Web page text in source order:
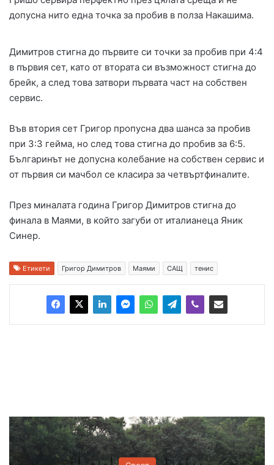
допусна нито една точка за пробив в полза Накашима.
Димитров стигна до първите си точки за пробив при 4:4
в първия сет, като от втората си възможност стигна до
брейк, а след това затвори първата част на собствен
сервис.
Във втория сет Григор пропусна два шанса за пробив
при 3:3 гейма, но след това стигна до пробив за 6:5.
Българинът не допусна колебание на собствен сервис и
от първия си мачбол се класира за четвъртфиналите.
През миналата година Григор Димитров стигна до
финала в Маями, в който загуби от италианеца Яник
Синер.
Етикети Григор Димитров Маями САЩ тенис
Спорт